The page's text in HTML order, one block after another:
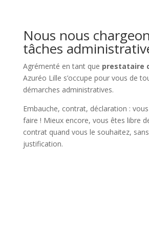
Nous nous
tâches
Agrémenté en tant que prestataire
Azuréo Lille s’occupe pour vous de
démarches administratives.
Embauche, contrat, déclaration : vous
faire ! Mieux encore, vous êtes libre
contrat quand vous le souhaitez,
justification.